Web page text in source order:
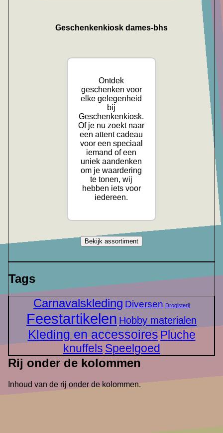
Geschenkenkiosk dames-bhs
Ontdek
geschenken voor
elke gelegenheid
bij
Geschenkenkiosk.
Of je nu zoekt naar
een attent cadeau
voor een speciaal
iemand of een
uniek aandenken
om je waardering
te tonen, wij
hebben iets voor
iedereen.
Bekijk assortiment
Tags
Carnavalskleding Diversen Drogisterij
Feestartikelen Hobby materialen
Kleding en accessoiresPluche
knuffels Speelgoed
Rij onder de kolommen
Inhoud van de rij onder de kolommen.